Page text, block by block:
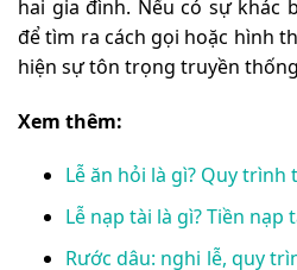
hai gia đình. Nếu có sự khác
để tìm ra cách gọi hoặc hình
hiện sự tôn trọng truyền
Xem thêm:
Lễ ăn hỏi là gì? Quy trình
Lễ nạp tài là gì? Tiền nạp
Rước dâu: nghi lễ, quy